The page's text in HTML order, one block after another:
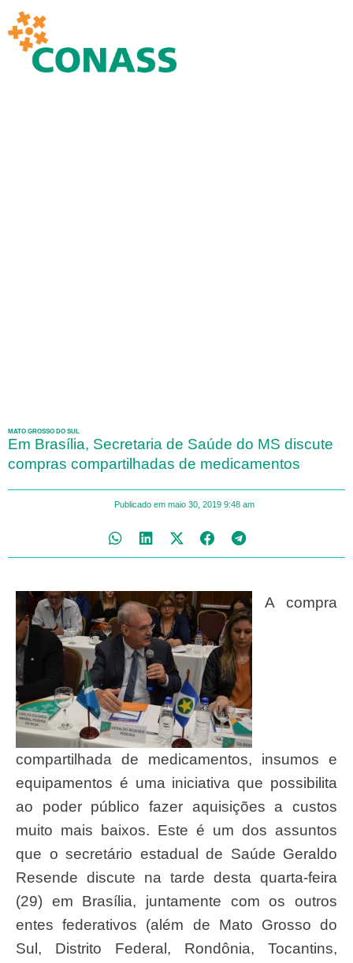
MATO GROSSO DO SUL
Em Brasília, Secretaria de Saúde do MS discute
compras compartilhadas de medicamentos
Publicado em maio 30, 2019 9:48 am
A compra
compartilhada de medicamentos, insumos e
equipamentos é uma iniciativa que possibilita
ao poder público fazer aquisições a custos
muito mais baixos. Este é um dos assuntos
que o secretário estadual de Saúde Geraldo
Resende discute na tarde desta quarta-feira
(29) em Brasília, juntamente com os outros
entes federativos (além de Mato Grosso do
Sul, Distrito Federal, Rondônia, Tocantins,